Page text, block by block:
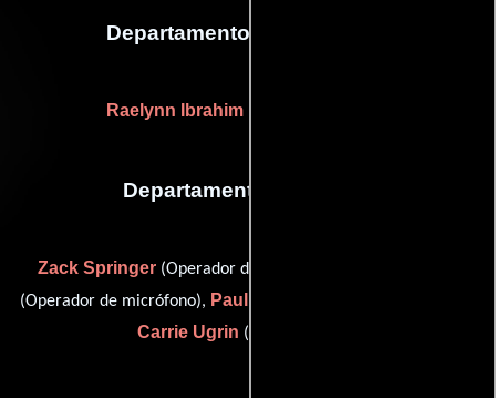
Departamento de maquillaje
Raelynn Ibrahim(Jefe de maquillaje)
Departamento de sonido
Zack Springer (Operador de micrófono),
(Operador de micrófono), Paul Summers
Carrie Ugrin (Editor de foley)